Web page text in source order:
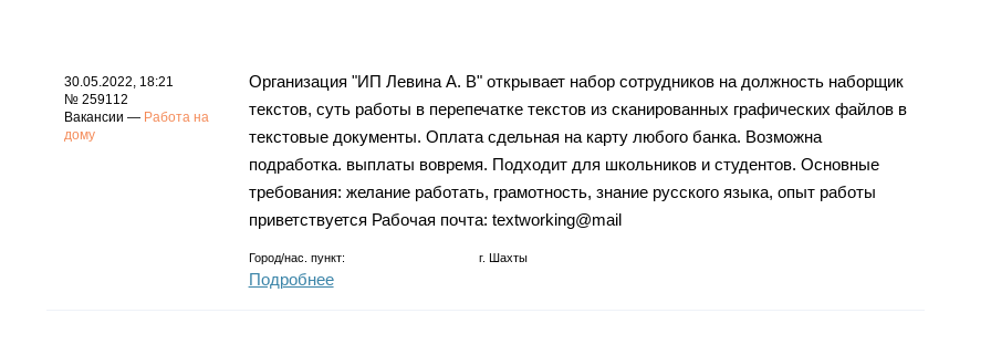
30.05.2022, 18:21
№ 259112
Вакансии — Работа на
дому
Организация "ИП Левина А. В" открывает набор сотрудников на должность наборщик
текстов, суть работы в перепечатке текстов из сканированных графических файлов в
текстовые документы. Оплата сдельная на карту любого банка. Возможна
подработка. выплаты вовремя. Подходит для школьников и студентов. Основные
требования: желание работать, грамотность, знание русского языка, опыт работы
приветствуется Рабочая почта: textworking@mail
Город/нас. пункт: г. Шахты
Подробнее